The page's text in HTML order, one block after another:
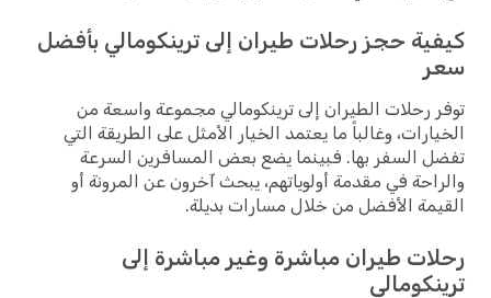
كيفية حجز رحلات طيران إلى ترينكومالي بأفضل
سعر
توفر رحلات الطيران إلى ترينكومالي مجموعة واسعة من
الخيارات، وغالباً ما يعتمد الخيار الأمثل على الطريقة التي
تفضل السفر بها. فبينما يضع بعض المسافرين السرعة
والراحة في مقدمة أولوياتهم، يبحث آخرون عن المرونة أو
القيمة الأفضل من خلال مسارات بديلة.
رحلات طيران مباشرة وغير مباشرة إلى
ترينكومالي